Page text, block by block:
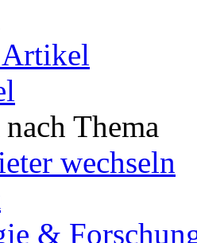
Thema
wechseln
&